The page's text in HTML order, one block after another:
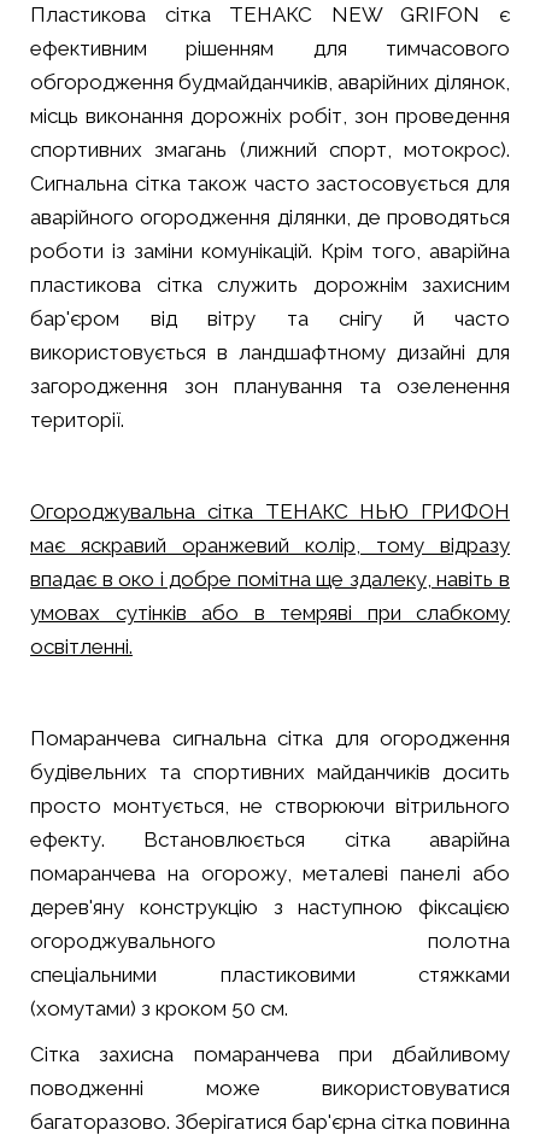
Пластикова сітка ТЕНАКС NEW GRIFON є
ефективним рішенням для тимчасового
обгородження будмайданчиків, аварійних ділянок,
місць виконання дорожніх робіт, зон проведення
спортивних змагань (лижний спорт, мотокрос).
Сигнальна сітка також часто застосовується для
аварійного огородження ділянки, де проводяться
роботи із заміни комунікацій. Крім того, аварійна
пластикова сітка служить дорожнім захисним
бар'єром від вітру та снігу й часто
використовується в ландшафтному дизайні для
загородження зон планування та озеленення
території.
Огороджувальна сітка ТЕНАКС НЬЮ ГРИФОН
має яскравий оранжевий колір, тому відразу
впадає в око і добре помітна ще здалеку, навіть в
умовах сутінків або в темряві при слабкому
освітленні.
Помаранчева сигнальна сітка для огородження
будівельних та спортивних майданчиків досить
просто монтується, не створюючи вітрильного
ефекту. Встановлюється сітка аварійна
помаранчева на огорожу, металеві панелі або
дерев'яну конструкцію з наступною фіксацією
огороджувального полотна
спеціальними пластиковими стяжками
(хомутами) з кроком 50 см.
Сітка захисна помаранчева при дбайливому
поводженні може використовуватися
багаторазово. Зберігатися бар'єрна сітка повинна